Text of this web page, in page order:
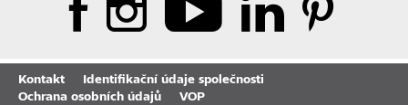
Kontakt
Identifikační údaje společnosti
Ochrana osobních údajů
VOP